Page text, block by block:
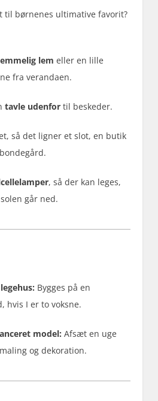
til børnenes ultimative favorit?
lem eller en lille
fra verandaen.
tavle udenfor til beskeder.
så det ligner et slot, en butik
, så der kan leges,
går ned.
Bygges på en
hvis I er to voksne.
model: Afsæt en uge
og dekoration.